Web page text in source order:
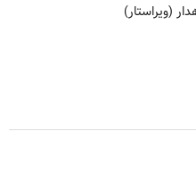
(ویراستار)